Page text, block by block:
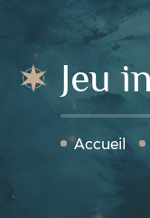
Jeu
Accueil